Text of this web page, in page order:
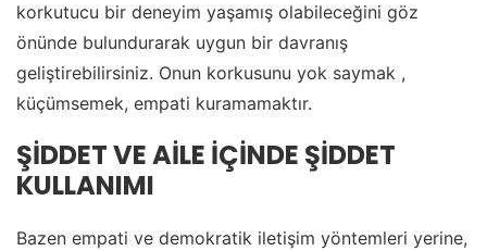
korkutucu bir deneyim yaşamış olabileceğini göz
önünde bulundurarak uygun bir davranış
geliştirebilirsiniz. Onun korkusunu yok saymak ,
küçümsemek, empati kuramamaktır.
ŞİDDET VE AİLE İÇİNDE ŞİDDET
KULLANIMI
Bazen empati ve demokratik iletişim yöntemleri yerine,